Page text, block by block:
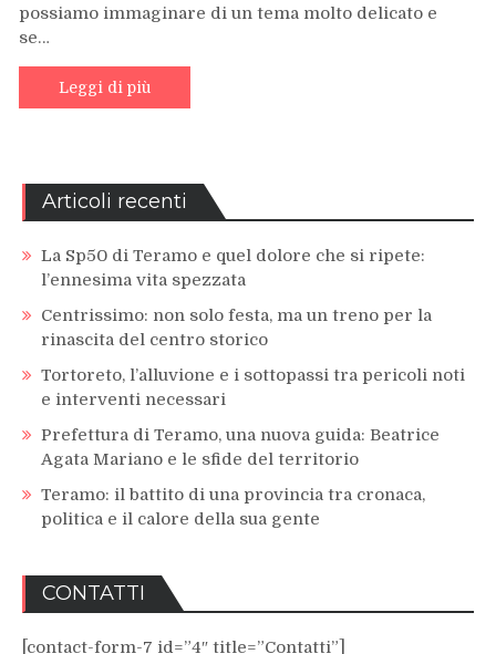
possiamo immaginare di un tema molto delicato e
se…
Leggi di più
Articoli recenti
La Sp50 di Teramo e quel dolore che si ripete:
l’ennesima vita spezzata
Centrissimo: non solo festa, ma un treno per la
rinascita del centro storico
Tortoreto, l’alluvione e i sottopassi tra pericoli noti
e interventi necessari
Prefettura di Teramo, una nuova guida: Beatrice
Agata Mariano e le sfide del territorio
Teramo: il battito di una provincia tra cronaca,
politica e il calore della sua gente
CONTATTI
[contact-form-7 id=”4″ title=”Contatti”]